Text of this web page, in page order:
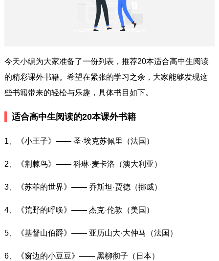
今天小编为大家准备了一份列表，推荐20本适合高中生阅读
的精彩课外书籍。希望在紧张的学习之余，大家能够发现这
些书籍带来的轻松与乐趣，具体书目如下。
适合高中生阅读的20本课外书籍
1、《小王子》—— 圣·埃克苏佩里（法国）
2、《荆棘鸟》—— 科琳·麦卡洛（澳大利亚）
3、《苏菲的世界》—— 乔斯坦·贾德（挪威）
4、《荒野的呼唤》—— 杰克·伦敦（美国）
5、《基督山伯爵》—— 亚历山大·大仲马（法国）
6、《窗边的小豆豆》—— 黑柳彻子（日本）